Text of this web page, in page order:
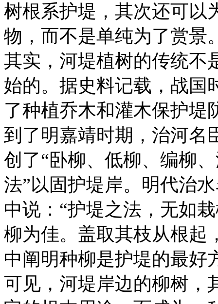
树根系护堤，其次还可以
物，而不是单纯为了赏景
其实，河堤植树的传统不
始的。据史料记载，战国
了种植乔木和灌木保护堤
到了明嘉靖时期，治河名
创了“卧柳、低柳、编柳
法”以固护堤岸。明代治
中说：“护堤之法，无如
柳为佳。盖取其枝从根起
中阐明种柳是护堤的最好
可见，河堤岸边的柳树，